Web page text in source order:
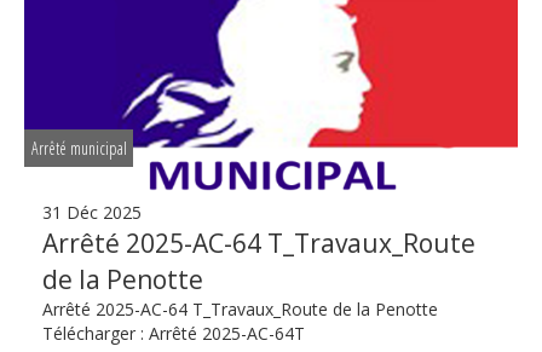
Arrêté municipal
31 Déc 2025
Arrêté 2025-AC-64 T_Travaux_Route
de la Penotte
Arrêté 2025-AC-64 T_Travaux_Route de la Penotte
Télécharger : Arrêté 2025-AC-64T